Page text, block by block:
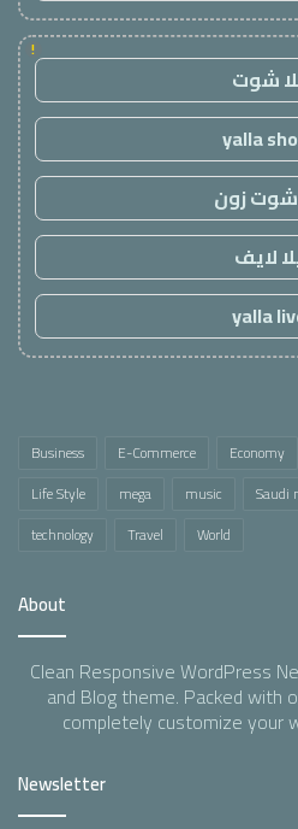
!
شوت
yalla
شوت زون
لايف
yalla
Business E-Commerce Economy
Life Style
mega music Saudi
technology
Travel World
About
Clean Responsive WordPress
and Blog theme. Packed
completely customize your
Newsletter